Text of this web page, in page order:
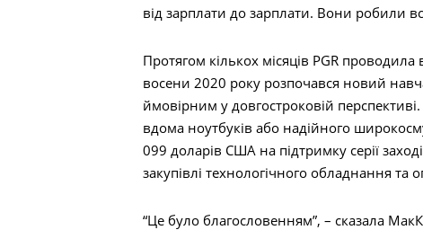
від зарплати до зарплати. Вони робили
Протягом кількох місяців PGR проводила
восени 2020 року розпочався новий
ймовірним у довгостроковій
вдома ноутбуків або надійного
099 доларів США на підтримку серії
закупівлі технологічного обладнання та
“Це було благословенням”, – сказала